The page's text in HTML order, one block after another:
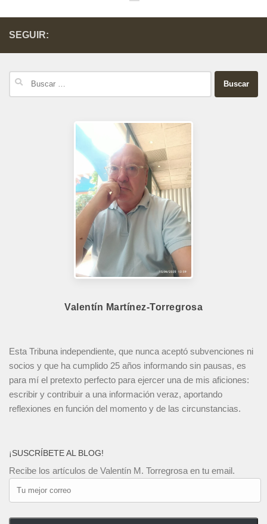
SEGUIR:
Buscar:
Valentín Martínez-Torregrosa
Esta Tribuna independiente, que nunca aceptó subvenciones ni
socios y que ha cumplido 25 años informando sin pausas, es
para mí el pretexto perfecto para ejercer una de mis aficiones:
escribir y contribuir a una información veraz, aportando
reflexiones en función del momento y de las circunstancias.
¡SUSCRÍBETE AL BLOG!
Recibe los artículos de Valentín M. Torregrosa en tu email.
mejor